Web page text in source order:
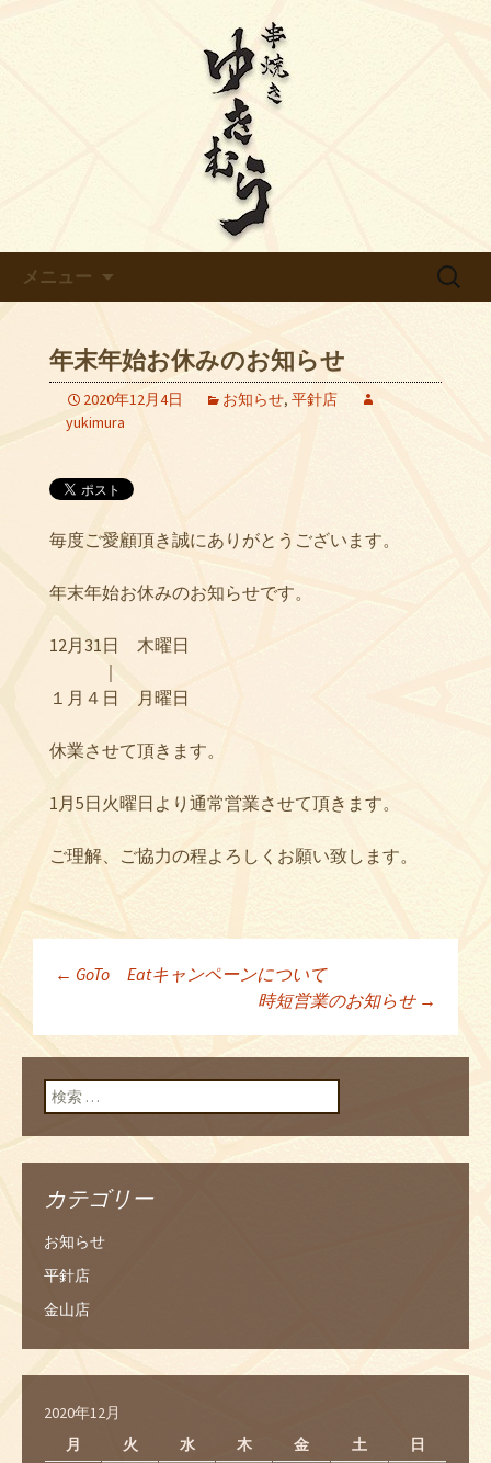
天白区平針の炭火焼き鳥【ゆき
むら】のブログ
【ゆきむら】のブログです
メニュー
検
年末年始お休みのお知らせ
2020年12月4日 お知らせ, 平針店
yukimura
毎度ご愛顧頂き誠にありがとうございます。
年末年始お休みのお知らせです。
12月31日 木曜日
｜
１月４日 月曜日
休業させて頂きます。
1月5日火曜日より通常営業させて頂きます。
ご理解、ご協力の程よろしくお願い致します。
投稿ナビゲーショ
ン
← GoTo Eatキャンペーンについて
時短営業のお知らせ →
検索:
カテゴリー
お知らせ
平針店
金山店
2020年12月
月
火 水 木 金 土 日